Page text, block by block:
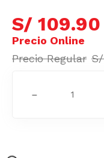
S/ 109.90
S/
－